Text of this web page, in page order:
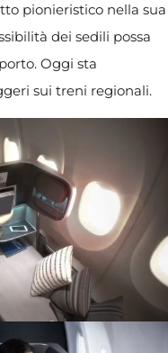
pionieristico nella sua
dei sedili possa
Oggi sta
sui treni regionali.